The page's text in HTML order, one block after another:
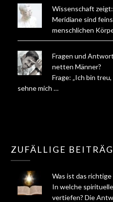
Wissenschaft
Meridiane sind
menschlichen
Fragen und
netten Männer?
Frage: „Ich bin
sehne mich …
ZUFÄLLIGE
Was ist das
In welche
vertiefen? Die